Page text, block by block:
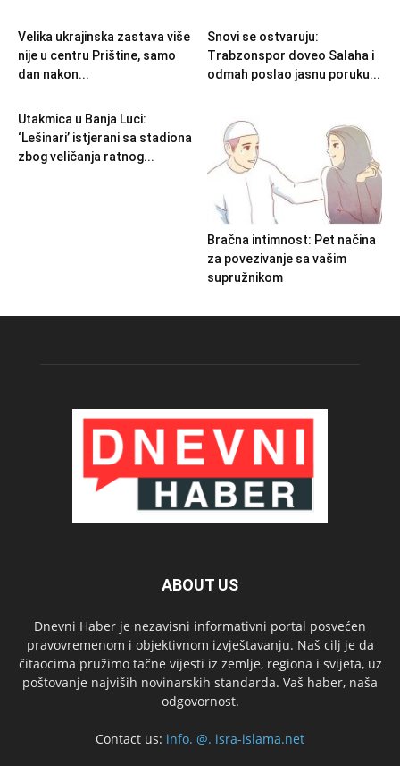
Velika ukrajinska zastava više
nije u centru Prištine, samo
dan nakon...
Snovi se ostvaruju:
Trabzonspor doveo Salaha i
odmah poslao jasnu poruku...
Utakmica u Banja Luci:
‘Lešinari’ istjerani sa stadiona
zbog veličanja ratnog...
Bračna intimnost: Pet načina
za povezivanje sa vašim
supružnikom
ABOUT US
Dnevni Haber je nezavisni informativni portal posvećen
pravovremenom i objektivnom izvještavanju. Naš cilj je da
čitaocima pružimo tačne vijesti iz zemlje, regiona i svijeta, uz
poštovanje najviših novinarskih standarda. Vaš haber, naša
odgovornost.
Contact us: info. @. isra-islama.net